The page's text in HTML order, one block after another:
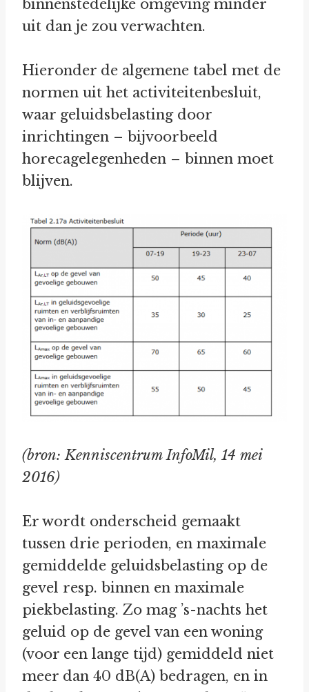
binnenstedelijke omgeving minder
uit dan je zou verwachten.
Hieronder de algemene tabel met de
normen uit het activiteitenbesluit,
waar geluidsbelasting door
inrichtingen – bijvoorbeeld
horecagelegenheden – binnen moet
blijven.
(bron: Kenniscentrum InfoMil, 14 mei
2016)
Er wordt onderscheid gemaakt
tussen drie perioden, en maximale
gemiddelde geluidsbelasting op de
gevel resp. binnen en maximale
piekbelasting. Zo mag ’s-nachts het
geluid op de gevel van een woning
(voor een lange tijd) gemiddeld niet
meer dan 40 dB(A) bedragen, en in